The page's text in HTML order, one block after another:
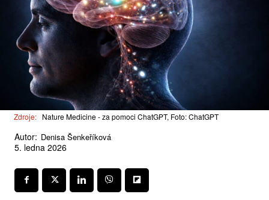
Zdroje: Nature Medicine - za pomoci ChatGPT, Foto: ChatGPT
Autor: Denisa Šenkeříková
5. ledna 2026